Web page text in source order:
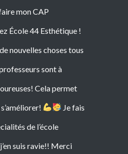
mon CAP
École 44 Esthétique !
nouvelles choses tous
sont à
Cela permet
Je fais
de l’école
suis ravie!! Merci